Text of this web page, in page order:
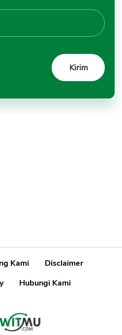
Kami
Disclaimer
Hubungi Kami